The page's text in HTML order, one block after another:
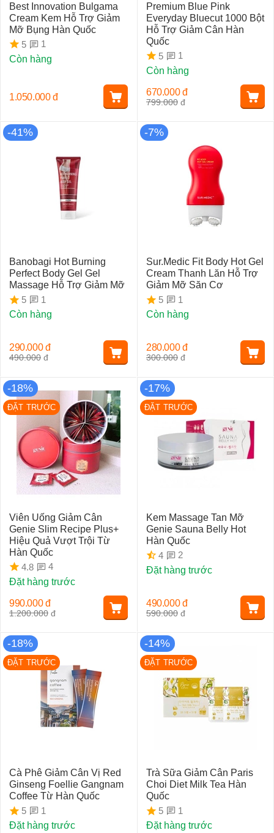
Best Innovation Bulgama
Cream Kem Hỗ Trợ Giảm
Mỡ Bụng Hàn Quốc
5
1
Còn hàng
1.050.000 đ
Premium Blue Pink
Everyday Bluecut 1000 Bột
Hỗ Trợ Giảm Cân Hàn
Quốc
5
1
Còn hàng
799.000 đ
670.000 đ
-41%
Banobagi Hot Burning
Perfect Body Gel Gel
Massage Hỗ Trợ Giảm Mỡ
5
1
Còn hàng
490.000 đ
290.000 đ
-7%
Sur.Medic Fit Body Hot Gel
Cream Thanh Lăn Hỗ Trợ
Giảm Mỡ Săn Cơ
5
1
Còn hàng
300.000 đ
280.000 đ
-18%
ĐẶT TRƯỚC
Viên Uống Giảm Cân
Genie Slim Recipe Plus+
Hiệu Quả Vượt Trội Từ
Hàn Quốc
4.8
4
Đặt hàng trước
1.200.000 đ
990.000 đ
-17%
ĐẶT TRƯỚC
Kem Massage Tan Mỡ
Genie Sauna Belly Hot
Hàn Quốc
4
2
Đặt hàng trước
590.000 đ
490.000 đ
-18%
ĐẶT TRƯỚC
Cà Phê Giảm Cân Vị Red
Ginseng Foellie Gangnam
Coffee Từ Hàn Quốc
5
1
Đặt hàng trước
-14%
ĐẶT TRƯỚC
Trà Sữa Giảm Cân Paris
Choi Diet Milk Tea Hàn
Quốc
5
1
Đặt hàng trước